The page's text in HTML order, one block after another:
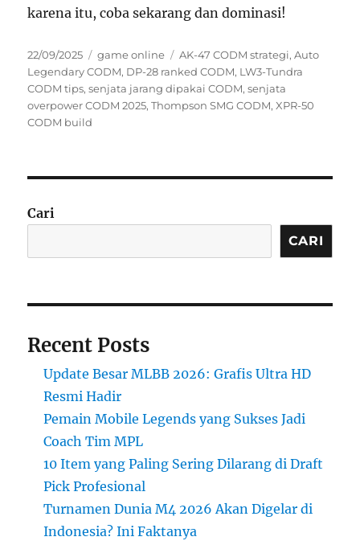
karena itu, coba sekarang dan dominasi!
Posted
on
22/09/2025 Categories
game online Tags
AK-47 CODM strategi,Auto
Legendary CODM, DP-28 ranked CODM, LW3-Tundra
CODM tips,senjata jarang dipakai CODM,senjata
overpower CODM 2025,Thompson SMG CODM,XPR-50
CODM build
Cari
CARI
Recent Posts
Update Besar MLBB 2026: Grafis Ultra HD
Resmi Hadir
Pemain Mobile Legends yang Sukses Jadi
Coach Tim MPL
10 Item yang Paling Sering Dilarang di Draft
Pick Profesional
Turnamen Dunia M4 2026 Akan Digelar di
Indonesia? Ini Faktanya